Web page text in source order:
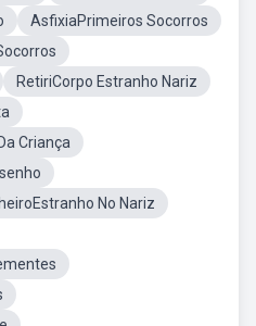
AsfixiaPrimeiros Socorros
RetiriCorpo Estranho Nariz
Criança
No Nariz